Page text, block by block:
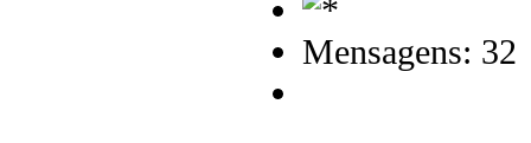
Mensagens: 32